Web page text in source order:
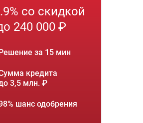
со скидкой
240 000 ₽
Решение за 15 мин
кредита
3,5 млн. ₽
шанс одобрения